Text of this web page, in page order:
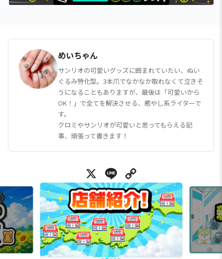
めいちゃん
サンリオの可愛いグッズに囲まれていたい、ぬい
ぐるみ特化型。3本爪でなかなか取れなくて泣きそ
うになることもありますが、最後は「可愛いから
OK！」で全てを解決させる、癒やし系ライターで
す。
クロミやサンリオが可愛いと思ってもらえる記
事、頑張って書きます！
X Line